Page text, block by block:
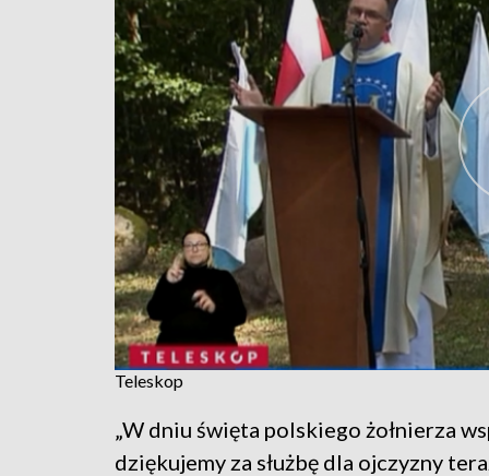
Teleskop
„W dniu święta polskiego żołnierza
dziękujemy za służbę dla ojczyzny